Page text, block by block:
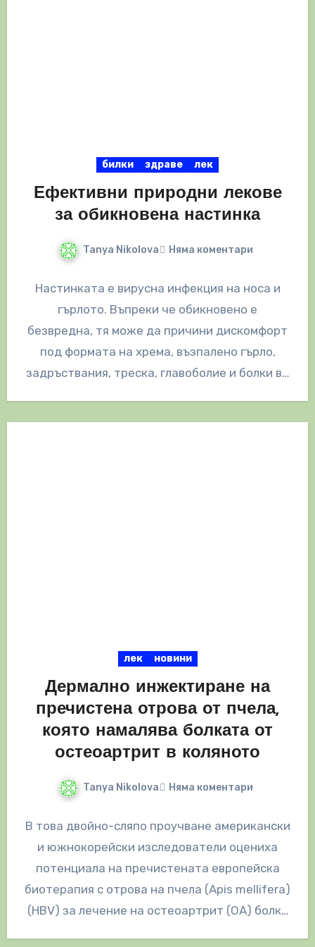
билки здраве лек
Ефективни природни лекове
за обикновена настинка
Tanya Nikolova Няма коментари
Настинката е вирусна инфекция на носа и
гърлото. Въпреки че обикновено е
безвредна, тя може да причини дискомфорт
под формата на хрема, възпалено гърло,
задръствания, треска, главоболие и болки в…
лек новини
Дермално инжектиране на
пречистена отрова от пчела,
която намалява болката от
остеоартрит в коляното
Tanya Nikolova Няма коментари
В това двойно-сляпо проучване американски
и южнокорейски изследователи оцениха
потенциала на пречистената европейска
биотерапия с отрова на пчела (Apis mellifera)
(HBV) за лечение на остеоартрит (ОА) болка